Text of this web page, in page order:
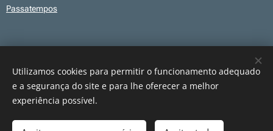
Passatempos
Este site utiliza, em alguns conteúdos, ilustrações e elementos gráficos
criados com recurso a IA para fins ilustrativos. Os conteúdos publicados são
revistos e verificados antes da sua publicação.
Utilizamos cookies para permitir o funcionamento adequado
e a segurança do site e para lhe oferecer a melhor
experiência possível.